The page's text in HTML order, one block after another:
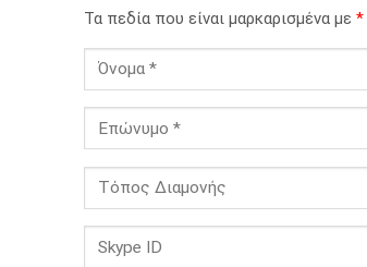
Τα πεδία που είναι μαρκαρισμένα με *